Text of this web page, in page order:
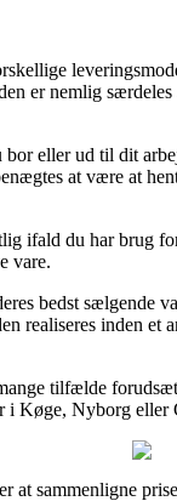
er nemlig
eller ud til dit
at være at
ifald du har brug
vare.
bedst sælgende
realiseres inden
tilfælde
Nyborg eller
at sammenligne